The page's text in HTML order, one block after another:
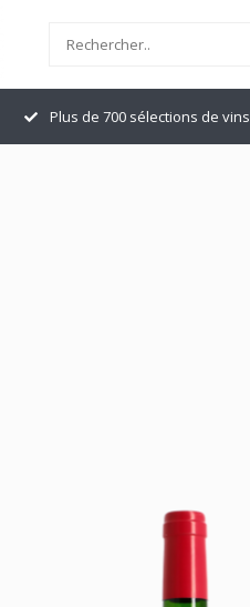
Plus de 700 sélections de vins